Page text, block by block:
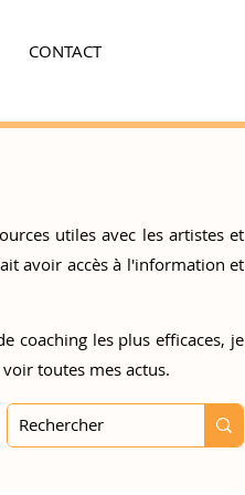
CONTACT
utiles avec les artistes et
avoir accès à l'information et
coaching les plus efficaces, je
toutes mes actus.